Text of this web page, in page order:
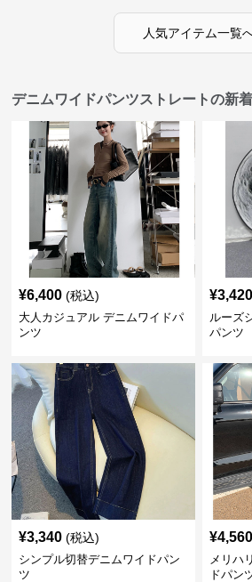
人気アイテム一覧
デニムワイドパンツストレートの新
¥6,400 (税込)
大人カジュアル デニムワイドパ
ンツ
¥3,420
ルーズ
パンツ
¥3,340 (税込)
シンプル切替デニムワイドパン
ツ
¥4,560
メリハ
ドパン